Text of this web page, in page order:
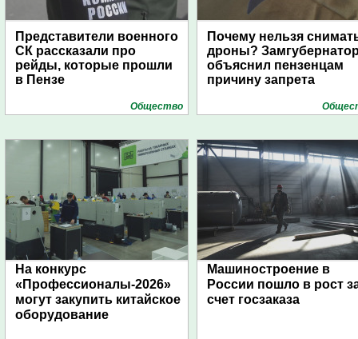
Представители военного
СК рассказали про
рейды, которые прошли
в Пензе
Общество
Почему нельзя
дроны?
объяснил пензенцам
причину запрета
На конкурс
«Профессионалы-2026»
могут закупить китайское
оборудование
Машиностроение в
России пошло в рост
счет госзаказа